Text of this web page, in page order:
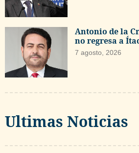
Antonio de la
no regresa a
7 agosto, 2026
Ultimas Noticias